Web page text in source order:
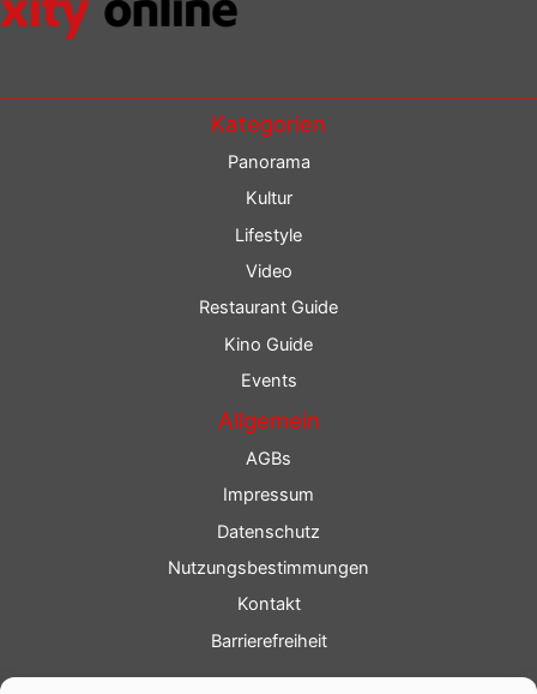
Kategorien
Panorama
Kultur
Lifestyle
Video
Restaurant Guide
Kino Guide
Events
Allgemein
AGBs
Impressum
Datenschutz
Nutzungsbestimmungen
Kontakt
Barrierefreiheit